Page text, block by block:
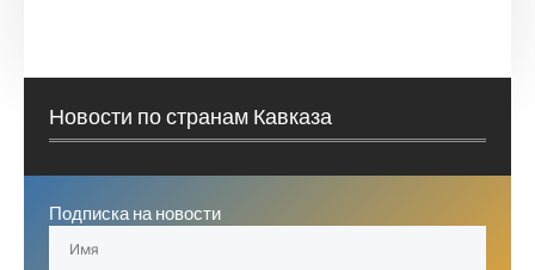
Новости по странам Кавказа
Подписка на новости